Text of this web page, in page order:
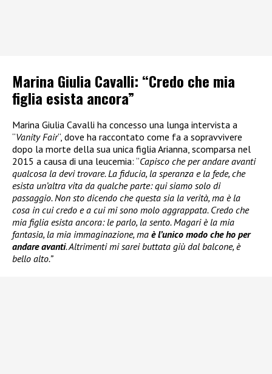
Marina Giulia Cavalli: “Credo che mia
figlia esista ancora”
Marina Giulia Cavalli ha concesso una lunga intervista a
“Vanity Fair“, dove ha raccontato come fa a sopravvivere
dopo la morte della sua unica figlia Arianna, scomparsa nel
2015 a causa di una leucemia: “Capisco che per andare avanti
qualcosa la devi trovare. La fiducia, la speranza e la fede, che
esista un’altra vita da qualche parte: qui siamo solo di
passaggio. Non sto dicendo che questa sia la verità, ma è la
cosa in cui credo e a cui mi sono molo aggrappata. Credo che
mia figlia esista ancora: le parlo, la sento. Magari è la mia
fantasia, la mia immaginazione, ma è l’unico modo che ho per
andare avanti. Altrimenti mi sarei buttata giù dal balcone, è
bello alto.”